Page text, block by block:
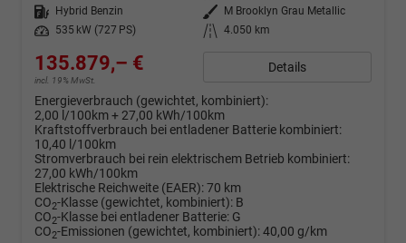
Kraftstoff
Hybrid Benzin Außenfarbe
M Brooklyn Grau Metallic
Leistung
535 kW (727 PS) Kilometerstand 4.050 km
135.879,– €
incl. 19% MwSt.
Details
Energieverbrauch (gewichtet, kombiniert):
2,00 l/100km + 27,00 kWh/100km
Kraftstoffverbrauch bei entladener Batterie kombiniert:
10,40 l/100km
Stromverbrauch bei rein elektrischem Betrieb kombiniert:
27,00 kWh/100km
Elektrische Reichweite (EAER):70 km
CO2-Klasse (gewichtet, kombiniert): B
CO2-Klasse bei entladener Batterie: G
CO2-Emissionen (gewichtet, kombiniert):40,00 g/km